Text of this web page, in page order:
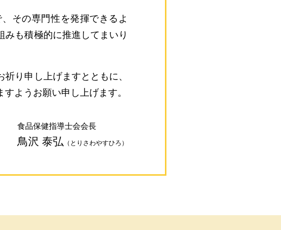
その専門性を発揮できるよ
も積極的に推進してまいり
り申し上げますとともに、
ようお願い申し上げます。
食品保健指導士会会長
鳥沢 泰弘 （とりさわやすひろ）